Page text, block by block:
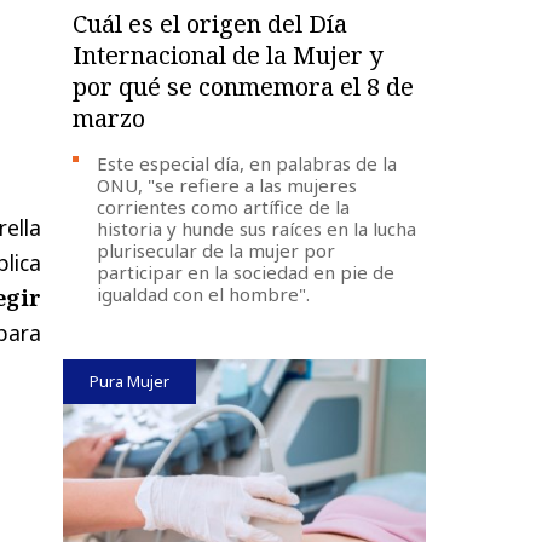
Cuál es el origen del Día
Internacional de la Mujer y
por qué se conmemora el 8 de
marzo
Este especial día, en palabras de la
ONU, "se refiere a las mujeres
corrientes como artífice de la
historia y hunde sus raíces en la lucha
plurisecular de la mujer por
participar en la sociedad en pie de
igualdad con el hombre".
Pura Mujer